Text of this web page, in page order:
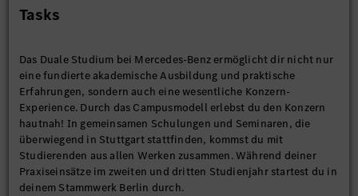
Tasks
Das Duale Studium bei Mercedes-Benz ermöglicht dir nicht nur
eine fundierte akademische Ausbildung und praktische
Erfahrungen, sondern auch eine wesentliche Konzern-
Experience. Durch das Campusmodell erlebst du den Konzern
hautnah! In gemeinsamen Schulungen und Seminaren, die
überwiegend in Stuttgart stattfinden, kommst du mit
Studierenden aus allen Werken zusammen. Während deiner
Praxiseinsätze im zweiten und dritten Studienjahr startest du in
deinem Stammwerk Berlin durch.